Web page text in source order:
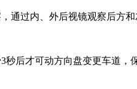
通过内、外后视镜观察后方和
3秒后才可动方向盘变更车道，